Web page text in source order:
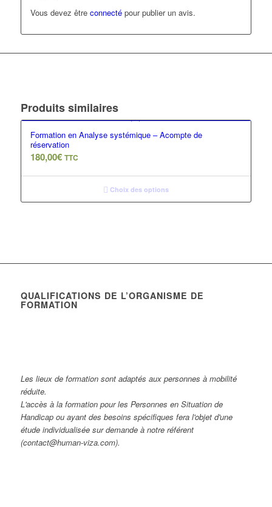
Vous devez être connectépour publier un avis.
Produits similaires
Formation en Analyse systémique – Acompte de
réservation
180,00€ TTC
Choix des options
QUALIFICATIONS DE L’ORGANISME DE
FORMATION
Les lieux de formation sont adaptés aux personnes à mobilité
réduite.
L'accès à la formation pour les Personnes en Situation de
Handicap ou ayant des besoins spécifiques fera l'objet d'une
étude individualisée sur demande à notre référent
(contact@human-viza.com).